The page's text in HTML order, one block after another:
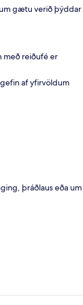
gætu verið þýddar
reiðufé er
af yfirvöldum
þráðlaus eða um